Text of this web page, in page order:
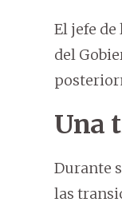
El jefe
del
Una
Durante
las